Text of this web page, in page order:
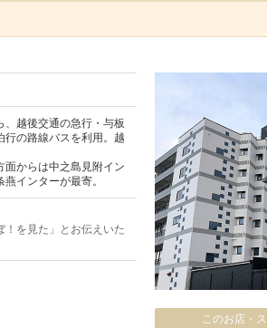
、越後交通の急行・与板
行の路線バスを利用。越
面からは中之島見附イン
インターが最寄。
を見た」とお伝えいた
このお店・